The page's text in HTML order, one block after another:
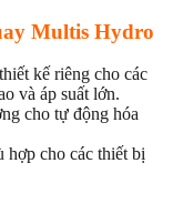
Multis Hydro
kế riêng cho các
và áp suất lớn.
cho tự động hóa
hợp cho các thiết bị